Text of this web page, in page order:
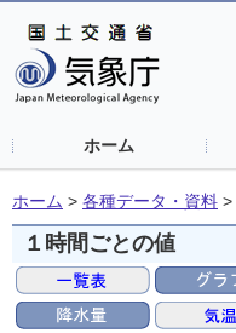
ホーム
ホーム > 各種データ・資料 >
１時間ごとの値